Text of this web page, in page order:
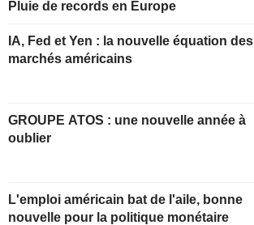
Pluie de records en Europe
IA, Fed et Yen : la nouvelle équation des
marchés américains
GROUPE ATOS : une nouvelle année à
oublier
L'emploi américain bat de l'aile, bonne
nouvelle pour la politique monétaire